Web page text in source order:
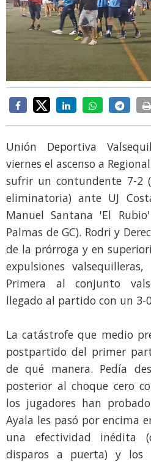
Unión Deportiva
viernes el ascenso a
sufrir un contundente 7-2
eliminatoria) ante UJ
Manuel Santana 'El
Palmas de GC). Rodri y
de la prórroga y en
expulsiones
Primera al conjunto
llegado al partido con un 3-
La catástrofe que medio
postpartido del primer
de qué manera. Pedía
posterior al choque cero
los jugadores han
Ayala les pasó por encima
una efectividad inédita
disparos a puerta) y los